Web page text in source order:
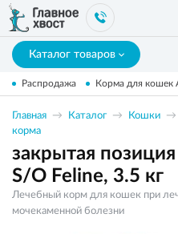
Каталог товаров
Распродажа Корма для кошек
Главная Каталог Кошки
корма
закрытая
S/O Feline, 3.5 кг
Лечебный корм для кошек при
мочекаменной болезни